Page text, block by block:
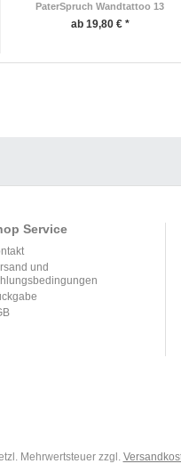
PaterSpruch Wandtattoo 13
ab 19,80 € *
Service
und
Mehrwertsteuer zzgl.